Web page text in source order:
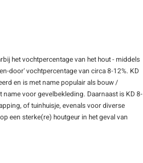
het vochtpercentage van het hout - middels
door' vochtpercentage van circa 8-12%. KD
en is met name populair als bouw /
voor gevelbekleding. Daarnaast is KD 8-
of tuinhuisje, evenals voor diverse
een sterke(re) houtgeur in het geval van